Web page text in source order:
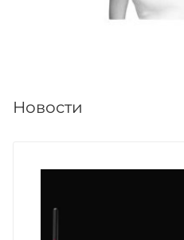
Новости